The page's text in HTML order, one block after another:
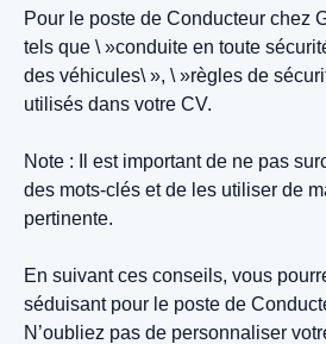
Pour le poste de Conducteur chez
tels que \ »conduite en toute
des véhicules\ », \ »règles de
utilisés dans votre CV.
Note : Il est important de ne pas
des mots-clés et de les utiliser de
pertinente.
En suivant ces conseils, vous
séduisant pour le poste de
N’oubliez pas de personnaliser